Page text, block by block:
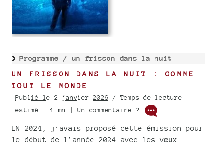
Programme / un frisson dans la nuit
UN FRISSON DANS LA NUIT : COMME
TOUT LE MONDE
Publié le 2 janvier 2026 / Temps de lecture
estimé : 1 mn | Un commentaire ?
EN 2024, j’avais proposé cette émission pour
le début de l’année 2024 avec les vœux